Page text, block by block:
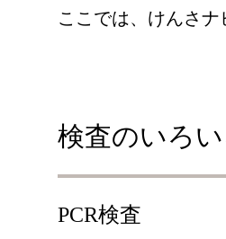
ここでは、けんさナ
検査のいろい
PCR検査